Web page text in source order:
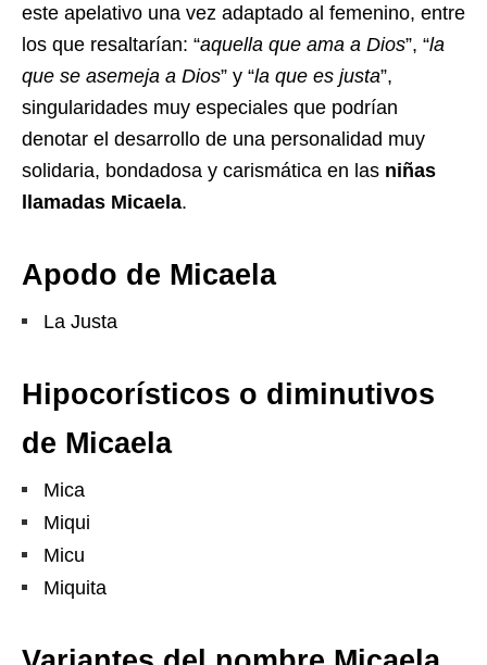
este apelativo una vez adaptado al femenino, entre
los que resaltarían: “aquella que ama a Dios”, “la
que se asemeja a Dios” y “la que es justa”,
singularidades muy especiales que podrían
denotar el desarrollo de una personalidad muy
solidaria, bondadosa y carismática en las niñas
llamadas Micaela.
Apodo de Micaela
La Justa
Hipocorísticos o diminutivos
de Micaela
Mica
Miqui
Micu
Miquita